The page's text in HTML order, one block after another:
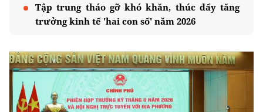
Tập trung tháo gỡ khó khăn, thúc đẩy tăng
trưởng kinh tế 'hai con số' năm 2026